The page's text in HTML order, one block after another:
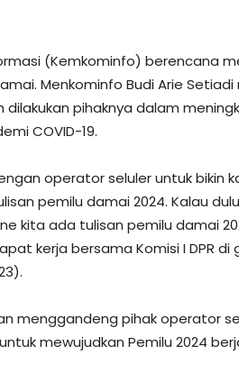
(Kemkominfo) berencana
Menkominfo Budi Arie
pihaknya dalam
COVID-19.
operator seluler untuk bikin
pemilu damai 2024. Kalau
kita ada tulisan pemilu damai
kerja bersama Komisi I DPR di
menggandeng pihak operator
mewujudkan Pemilu 2024